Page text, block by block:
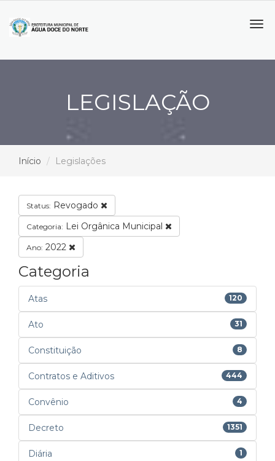
LEGISLAÇÃO
Início Legislações
Status: Revogado
Categoria: Lei Orgânica Municipal
Ano: 2022
Categoria
Atas 120
Ato 31
Constituição 8
Contratos e Aditivos 444
Convênio 4
Decreto 1351
Diária 1